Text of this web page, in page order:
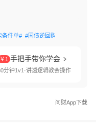
条件单# #国债逆回购#
￥1 手把手带你学会
分钟1v1·讲透逻辑教会操作
问财App下载